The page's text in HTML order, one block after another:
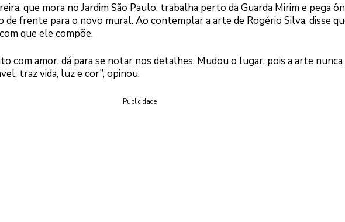
que mora no Jardim São Paulo, trabalha perto da Guarda Mirim e pega
de frente para o novo mural. Ao contemplar a arte de Rogério Silva, disse
que ele compõe.
com amor, dá para se notar nos detalhes. Mudou o lugar, pois a arte
traz vida, luz e cor”, opinou.
Publicidade